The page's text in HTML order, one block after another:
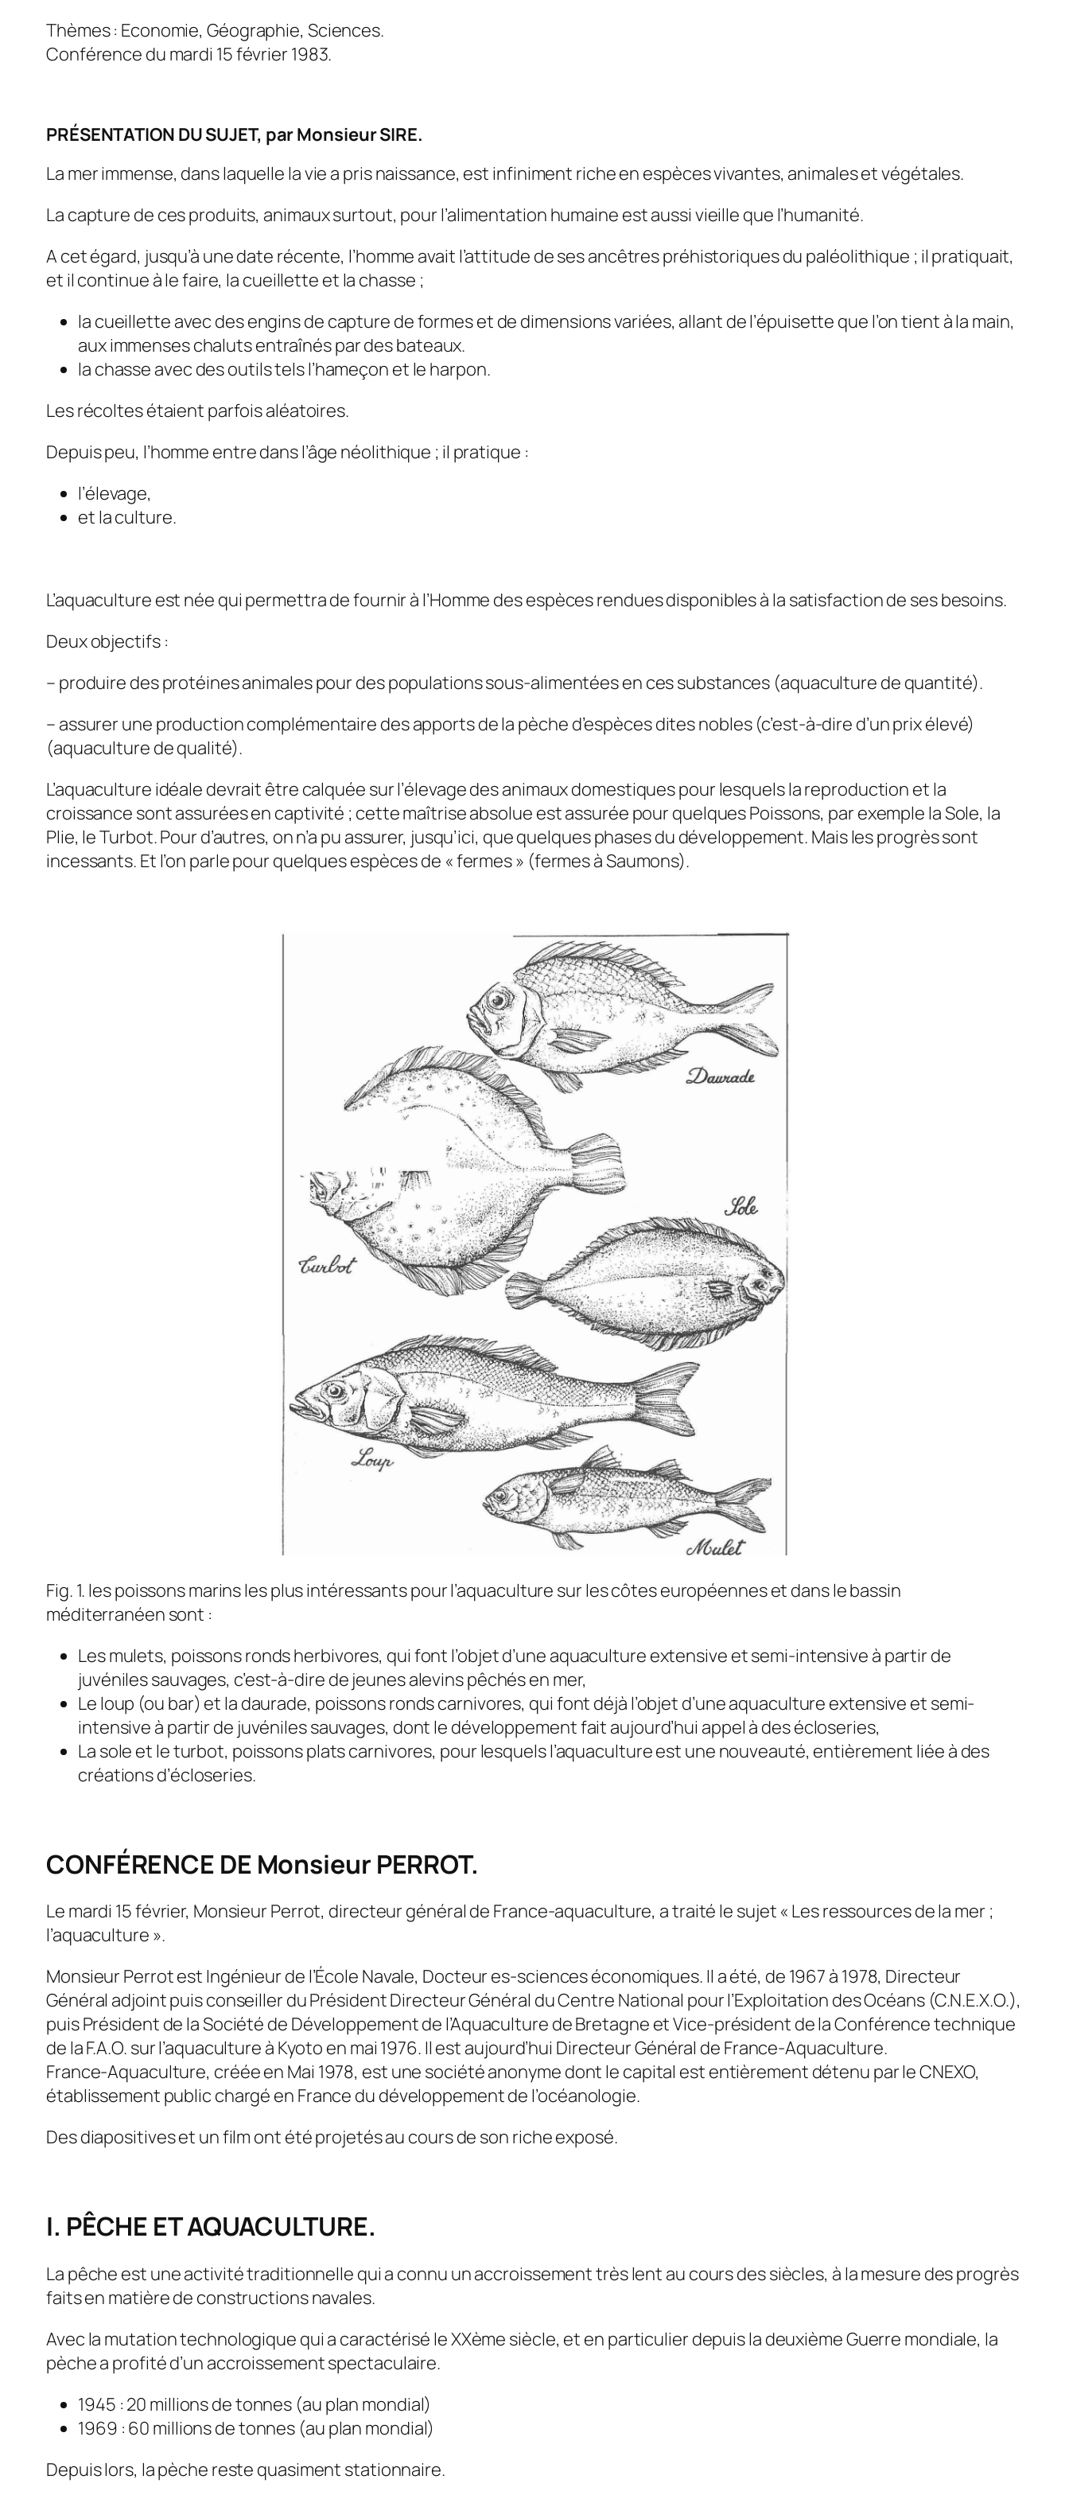
Thèmes : Economie, Géographie, Sciences.
Conférence du mardi 15 février 1983.
PRÉSENTATION DU SUJET, par Monsieur SIRE.
La mer immense, dans laquelle la vie a pris naissance, est infiniment riche en espèces vivantes, animales et végétales.
La capture de ces produits, animaux surtout, pour l’alimentation humaine est aussi vieille que l’humanité.
A cet égard, jusqu’à une date récente, l’homme avait l’attitude de ses ancêtres préhistoriques du paléolithique ; il pratiquait,
et il continue à le faire, la cueillette et la chasse ;
la cueillette avec des engins de capture de formes et de dimensions variées, allant de l’épuisette que l’on tient à la main,
aux immenses chaluts entraînés par des bateaux.
la chasse avec des outils tels l’hameçon et le harpon.
Les récoltes étaient parfois aléatoires.
Depuis peu, l’homme entre dans l’âge néolithique ; il pratique :
l’élevage,
et la culture.
L’aquaculture est née qui permettra de fournir à l’Homme des espèces rendues disponibles à la satisfaction de ses besoins.
Deux objectifs :
– produire des protéines animales pour des populations sous-alimentées en ces substances (aquaculture de quantité).
– assurer une production complémentaire des apports de la pèche d’espèces dites nobles (c’est-à-dire d’un prix élevé)
(aquaculture de qualité).
L’aquaculture idéale devrait être calquée sur l’élevage des animaux domestiques pour lesquels la reproduction et la
croissance sont assurées en captivité ; cette maîtrise absolue est assurée pour quelques Poissons, par exemple la Sole, la
Plie, le Turbot. Pour d’autres, on n’a pu assurer, jusqu’ici, que quelques phases du développement. Mais les progrès sont
incessants. Et l’on parle pour quelques espèces de « fermes » (fermes à Saumons).
Fig. 1. les poissons marins les plus intéressants pour l’aquaculture sur les côtes européennes et dans le bassin
méditerranéen sont :
Les mulets, poissons ronds herbivores, qui font l’objet d’une aquaculture extensive et semi-intensive à partir de
juvéniles sauvages, c’est-à-dire de jeunes alevins pêchés en mer,
Le loup (ou bar) et la daurade, poissons ronds carnivores, qui font déjà l’objet d’une aquaculture extensive et semi-
intensive à partir de juvéniles sauvages, dont le développement fait aujourd’hui appel à des écloseries,
La sole et le turbot, poissons plats carnivores, pour lesquels l’aquaculture est une nouveauté, entièrement liée à des
créations d’écloseries.
CONFÉRENCE DE Monsieur PERROT.
Le mardi 15 février, Monsieur Perrot, directeur général de France-aquaculture, a traité le sujet « Les ressources de la mer ;
l’aquaculture ».
Monsieur Perrot est Ingénieur de l’École Navale, Docteur es-sciences économiques. Il a été, de 1967 à 1978, Directeur
Général adjoint puis conseiller du Président Directeur Général du Centre National pour l’Exploitation des Océans (C.N.E.X.O.),
puis Président de la Société de Développement de l’Aquaculture de Bretagne et Vice-président de la Conférence technique
de la F.A.O. sur l’aquaculture à Kyoto en mai 1976. Il est aujourd’hui Directeur Général de France-Aquaculture.
France-Aquaculture, créée en Mai 1978, est une société anonyme dont le capital est entièrement détenu par le CNEXO,
établissement public chargé en France du développement de l’océanologie.
Des diapositives et un film ont été projetés au cours de son riche exposé.
I. PÊCHE ET AQUACULTURE.
La pêche est une activité traditionnelle qui a connu un accroissement très lent au cours des siècles, à la mesure des progrès
faits en matière de constructions navales.
Avec la mutation technologique qui a caractérisé le XXème siècle, et en particulier depuis la deuxième Guerre mondiale, la
pèche a profité d’un accroissement spectaculaire.
1945 : 20 millions de tonnes (au plan mondial)
1969 : 60 millions de tonnes (au plan mondial)
Depuis lors, la pèche reste quasiment stationnaire.